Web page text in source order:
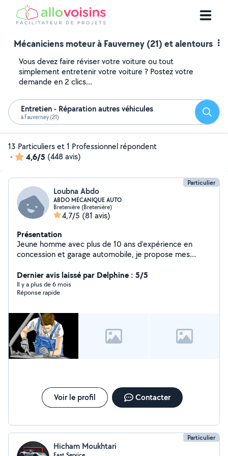
Mécaniciens moteur à Fauverney (21) et alentours
Vous devez faire réviser votre voiture ou tout
simplement entretenir votre voiture ? Postez votre
demande en 2 clics...
Entretien - Réparation autres véhicules
à Fauverney (21)
13 Particuliers et 1 Professionnel répondent
-
4,6/5 (448 avis)
Particulier
Loubna Abdo
ABDO MÉCANIQUE AUTO
Bretenière (Bretenière)
4,7/5 (81 avis)
Présentation
Jeune homme avec plus de 10 ans d'expérience en
concession et garage automobile, je propose mes
véhicule. Travail soigné et à prix intéressant
Dernier avis laissé par Delphine : 5/5
Il y a plus de 6 mois
Réponse rapide
Voir le profil Contacter
Particulier
Hicham Moukhtari